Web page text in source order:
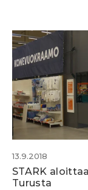
13.9.2018
STARK
Turusta